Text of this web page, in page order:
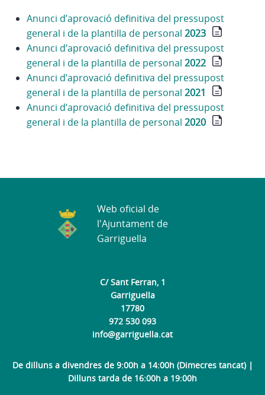
Anunci d’aprovació definitiva del pressupost
general i de la plantilla de personal 2023
Anunci d’aprovació definitiva del pressupost
general i de la plantilla de personal 2022
Anunci d’aprovació definitiva del pressupost
general i de la plantilla de personal 2021
Anunci d’aprovació definitiva del pressupost
general i de la plantilla de personal 2020
C/ Sant Ferran, 1
Garriguella
17780
972 530 093
info@garriguella.cat
De dilluns a divendres de 9:00h a 14:00h (Dimecres tancat) |
Dilluns tarda de 16:00h a 19:00h
Web oficial de
l'Ajuntament de
Garriguella